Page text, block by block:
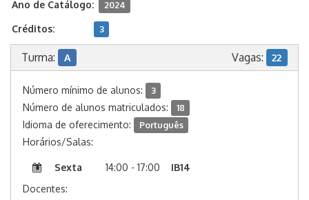
Ano de Catálogo: 2024
Créditos: 3
Turma: A Vagas: 22
Número mínimo de alunos: 3
Número de alunos matriculados: 18
Idioma de oferecimento: Português
Horários/Salas:
Sexta 14:00 - 17:00
IB14
Docentes: